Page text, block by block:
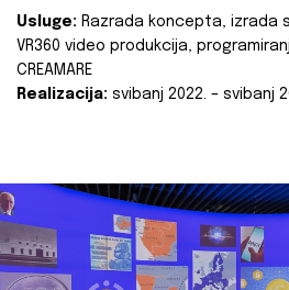
Usluge: Razrada koncepta, izrada
VR360 video produkcija,
CREAMARE
Realizacija: svibanj 2022. – svibanj